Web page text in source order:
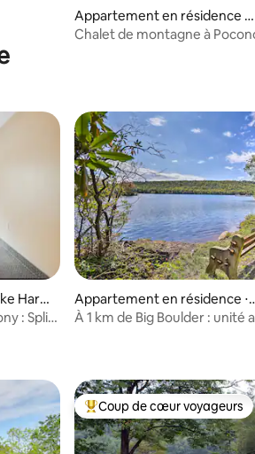
Appartement en résidence ⋅
Tannersville
Chalet de montagne à
: 4,89 sur 5
Harm
: Split
Appartement en résidence ⋅
ake Harmony
À 1 km de Big Boulder : unité
Coups de cœur voyageurs les
Coup de cœur voyageurs